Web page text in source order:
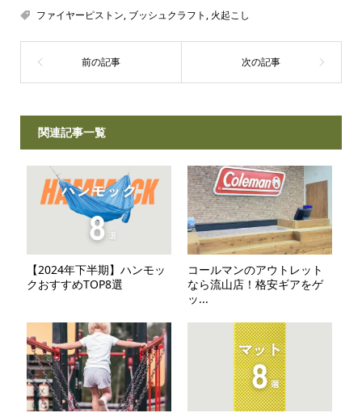
ファイヤーピストン, ブッシュクラフト , 火起こし
関連記事一覧
【2024年下半期】ハンモッ
クおすすめTOP8選
コールマンのアウトレット
なら流山店！格安ギアをゲ
ッ...